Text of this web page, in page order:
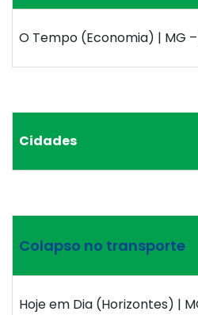
O Tempo (Economia) | MG
Cidades
Colapso no transporte
Hoje em Dia (Horizontes) |